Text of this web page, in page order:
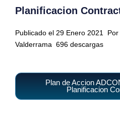
Planificacion
Publicado el 29 Enero 2021
Valderrama 696 descargas
Plan de Accion
Planificacion